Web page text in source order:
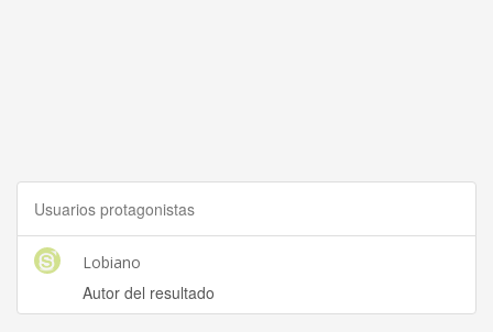
Usuarios protagonistas
Lobiano
Autor del resultado